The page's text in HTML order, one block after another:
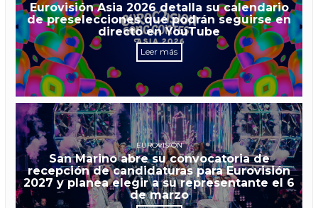
Eurovisión Asia 2026 detalla su calendario
de preselecciones que podrán seguirse en
directo en YouTube
Leer más
EUROVISIÓN
San Marino abre su convocatoria de
recepción de candidaturas para Eurovisión
2027 y planea elegir a su representante el 6
de marzo